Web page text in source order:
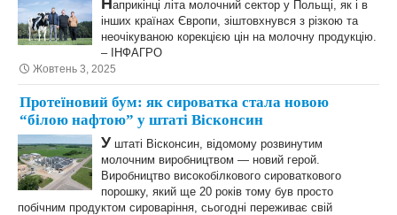
Наприкінці літа молочний сектор у Польщі, як і в
інших країнах Європи, зіштовхнувся з різкою та
неочікуваною корекцією цін на молочну продукцію.
– ІНФАГРО
Жовтень 3, 2025
Протеїновий бум: як сироватка стала новою
“білою нафтою” у штаті Вісконсин
У штаті Вісконсин, відомому розвинутим
молочним виробництвом — новий герой.
Виробництво високобілкового сироваткового
порошку, який ще 20 років тому був просто
побічним продуктом сироваріння, сьогодні переживає свій